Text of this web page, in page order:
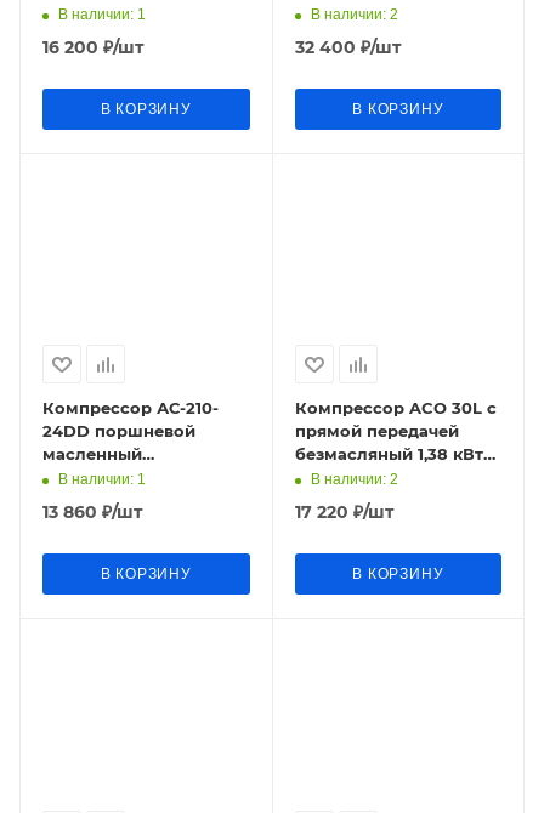
безмасляный (220В;
1,0кВт; 180л/мин;
24л/8бар;20кг) Крат
В наличии: 1
16 200 ₽/шт
В КОРЗИНУ
безмасляный (220В;
2,25кВт; 420л/мин;
50л/8бар;71.2кг)
В наличии: 2
32 400 ₽/шт
В КОРЗИНУ
Компрессор АС-210-
24DD поршневой
масленный
(220В;1,5кВт; 210л/мин;
24л; 8бар; 18кг) Кратон
В наличии: 1
13 860 ₽/шт
В КОРЗИНУ
Компрессор ACO 30L с
прямой передачей
безмасляный 1,38 кВт
220В 2800об 200л/мин
30л 8бар ALTECO
В наличии: 2
17 220 ₽/шт
В КОРЗИНУ